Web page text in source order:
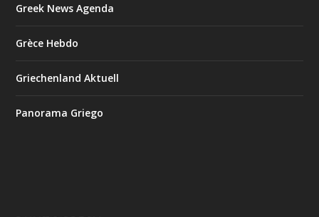
Greek News Agenda
Grèce Hebdo
Griechenland Aktuell
Panorama Griego